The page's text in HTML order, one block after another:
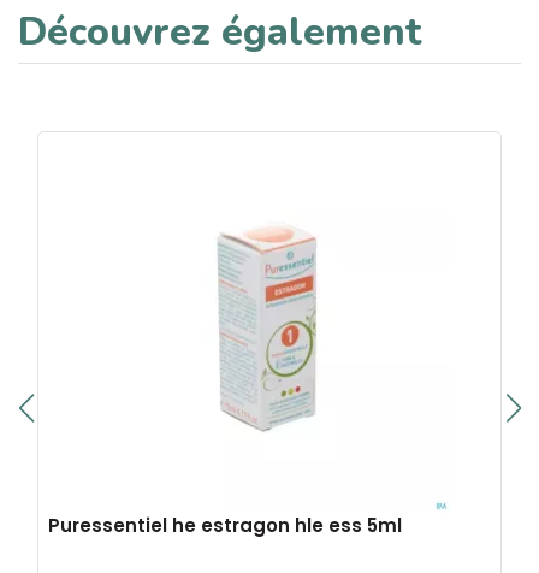
Découvrez également
Puressentiel he estragon hle ess 5ml